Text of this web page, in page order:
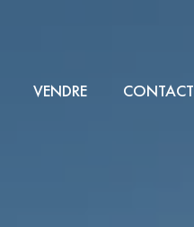
VENDRE CONTACT